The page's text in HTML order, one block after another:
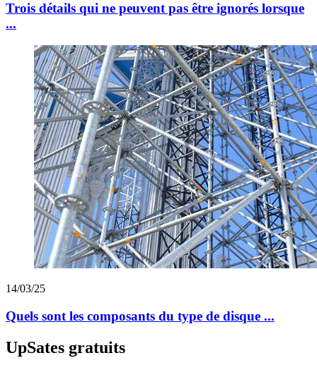
Trois détails qui ne peuvent pas être ignorés lorsque
...
14/03/25
Quels sont les composants du type de disque ...
UpSates gratuits